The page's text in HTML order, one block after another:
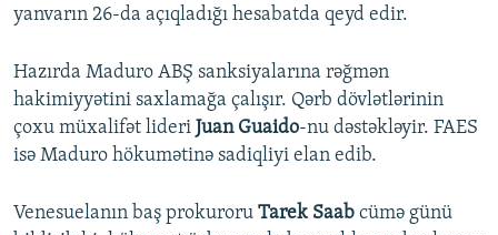
yanvarın 26-da açıqladığı hesabatda qeyd edir.
Hazırda Maduro ABŞ sanksiyalarına rəğmən
hakimiyyətini saxlamağa çalışır. Qərb dövlətlərinin
çoxu müxalifət lideri Juan Guaido-nu dəstəkləyir. FAES
isə Maduro hökumətinə sadiqliyi elan edib.
Venesuelanın baş prokuroru Tarek Saab cümə günü